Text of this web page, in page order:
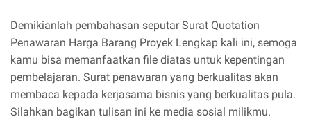
Demikianlah pembahasan seputar Surat Quotation
Penawaran Harga Barang Proyek Lengkap kali ini, semoga
kamu bisa memanfaatkan file diatas untuk kepentingan
pembelajaran. Surat penawaran yang berkualitas akan
membaca kepada kerjasama bisnis yang berkualitas pula.
Silahkan bagikan tulisan ini ke media sosial milikmu.